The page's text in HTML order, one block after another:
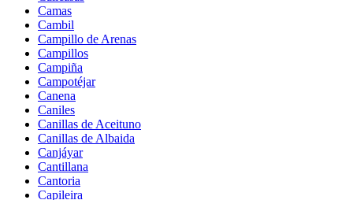
Camas
Cambil
Campillo de Arenas
Campillos
Campiña
Campotéjar
Canena
Caniles
Canillas de Aceituno
Canillas de Albaida
Canjáyar
Cantillana
Cantoria
Capileira